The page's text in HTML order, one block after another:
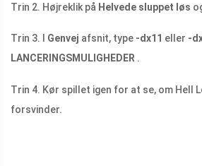
Trin 2. Højreklik på Helvede sluppet løs
Trin 3. I Genvej afsnit, type -dx11 eller -
LANCERINGSMULIGHEDER .
Trin 4. Kør spillet igen for at se, om Hell
forsvinder.